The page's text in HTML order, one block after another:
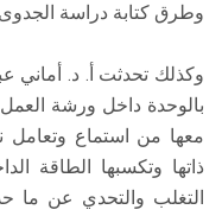
وطرق كتابة دراسة
وكذلك تحدثت أ. د. أماني
بالوحدة داخل ورشة العمل
معها من استماع
ذاتها وتكسبها الطاقة
التغلب والتحدي عن